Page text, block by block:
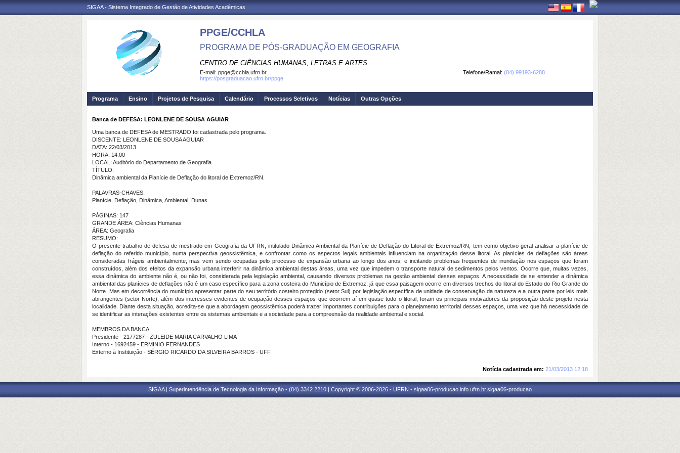
SIGAA - Sistema Integrado de Gestão de Atividades Acadêmicas
PPGE/CCHLA
PROGRAMA DE PÓS-GRADUAÇÃO EM GEOGRAFIA
CENTRO DE CIÊNCIAS HUMANAS, LETRAS E ARTES
Telefone/Ramal: (84) 99193-6288
E-mail: ppge@cchla.ufrn.br
https://posgraduacao.ufrn.br/ppge
Programa Ensino Projetos de Pesquisa Calendário Processos Seletivos Notícias Outras Opções
Banca de DEFESA: LEONLENE DE SOUSA AGUIAR
Uma banca de DEFESA de MESTRADO foi cadastrada pelo programa.
DISCENTE: LEONLENE DE SOUSA AGUIAR
DATA: 22/03/2013
HORA: 14:00
LOCAL: Auditório do Departamento de Geografia
TÍTULO:
Dinâmica ambiental da Planície de Deflação do litoral de Extremoz/RN.
PALAVRAS-CHAVES:
Planície, Deflação, Dinâmica, Ambiental, Dunas.
PÁGINAS: 147
GRANDE ÁREA: Ciências Humanas
ÁREA: Geografia
RESUMO:
O presente trabalho de defesa de mestrado em Geografia da UFRN, intitulado Dinâmica Ambiental da Planície de Deflação do Litoral de Extremoz/RN, tem como objetivo geral analisar a planície de
deflação do referido município, numa perspectiva geossistêmica, e confrontar como os aspectos legais ambientais influenciam na organização desse litoral. As planícies de deflações são áreas
consideradas frágeis ambientalmente, mas vem sendo ocupadas pelo processo de expansão urbana ao longo dos anos, e incitando problemas frequentes de inundação nos espaços que foram
construídos, além dos efeitos da expansão urbana interferir na dinâmica ambiental destas áreas, uma vez que impedem o transporte natural de sedimentos pelos ventos. Ocorre que, muitas vezes,
essa dinâmica do ambiente não é, ou não foi, considerada pela legislação ambiental, causando diversos problemas na gestão ambiental desses espaços. A necessidade de se entender a dinâmica
ambiental das planícies de deflações não é um caso específico para a zona costeira do Município de Extremoz, já que essa paisagem ocorre em diversos trechos do litoral do Estado do Rio Grande do
Norte. Mas em decorrência do município apresentar parte do seu território costeiro protegido (setor Sul) por legislação específica de unidade de conservação da natureza e a outra parte por leis mais
abrangentes (setor Norte), além dos interesses evidentes de ocupação desses espaços que ocorrem aí em quase todo o litoral, foram os principais motivadores da proposição deste projeto nesta
localidade. Diante desta situação, acredita-se que a abordagem geossistêmica poderá trazer importantes contribuições para o planejamento territorial desses espaços, uma vez que há necessidade de
se identificar as interações existentes entre os sistemas ambientais e a sociedade para a compreensão da realidade ambiental e social.
MEMBROS DA BANCA:
Presidente - 2177287 - ZULEIDE MARIA CARVALHO LIMA
Interno - 1692459 - ERMINIO FERNANDES
Externo à Instituição - SÉRGIO RICARDO DA SILVEIRA BARROS - UFF
Notícia cadastrada em: 21/03/2013 12:18
SIGAA | Superintendência de Tecnologia da Informação - (84) 3342 2210 | Copyright © 2006-2026 - UFRN - sigaa06-producao.info.ufrn.br.sigaa06-producao